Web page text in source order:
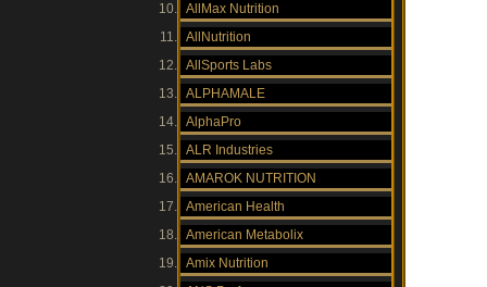
AllMax Nutrition
AllNutrition
AllSports Labs
ALPHAMALE
AlphaPro
ALR Industries
AMAROK NUTRITION
American Health
American Metabolix
Amix Nutrition